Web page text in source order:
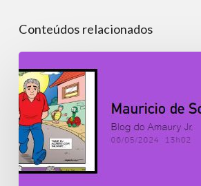
Conteúdos relacionados
de
Sousa
divulga
nova
homenagem